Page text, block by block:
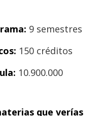
9 semestres
150 créditos
10.900.000
que verías